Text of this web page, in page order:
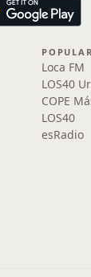
Loca FM
LOS40
COPE
LOS40
esRadio